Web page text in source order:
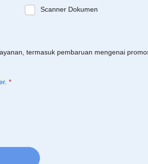
Scanner Dokumen
termasuk pembaruan mengenai
. *